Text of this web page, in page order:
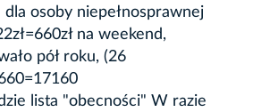
osoby niepełnosprawnej
na weekend,
pół roku, (26
lista "obecności" W razie